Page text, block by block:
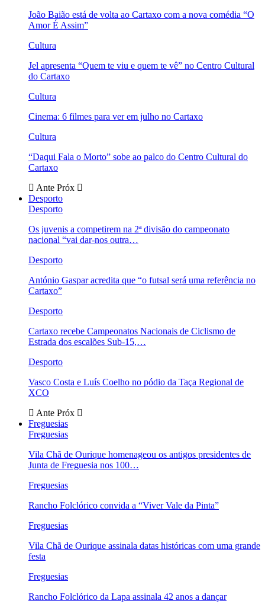
João Baião está de volta ao Cartaxo com a nova comédia “O
Amor É Assim”
Cultura
Jel apresenta “Quem te viu e quem te vê” no Centro Cultural
do Cartaxo
Cultura
Cinema: 6 filmes para ver em julho no Cartaxo
Cultura
“Daqui Fala o Morto” sobe ao palco do Centro Cultural do
Cartaxo
Ante Próx
Desporto
Desporto
Os juvenis a competirem na 2ª divisão do campeonato
nacional “vai dar-nos outra…
Desporto
António Gaspar acredita que “o futsal será uma referência no
Cartaxo”
Desporto
Cartaxo recebe Campeonatos Nacionais de Ciclismo de
Estrada dos escalões Sub-15,…
Desporto
Vasco Costa e Luís Coelho no pódio da Taça Regional de
XCO
Ante Próx
Freguesias
Freguesias
Vila Chã de Ourique homenageou os antigos presidentes de
Junta de Freguesia nos 100…
Freguesias
Rancho Folclórico convida a “Viver Vale da Pinta”
Freguesias
Vila Chã de Ourique assinala datas históricas com uma grande
festa
Freguesias
Rancho Folclórico da Lapa assinala 42 anos a dançar